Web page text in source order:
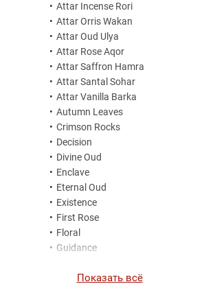
• Attar Incense Rori
• Attar Orris Wakan
• Attar Oud Ulya
• Attar Rose Aqor
• Attar Saffron Hamra
• Attar Santal Sohar
• Attar Vanilla Barka
• Autumn Leaves
• Crimson Rocks
• Decision
• Divine Oud
• Enclave
• Eternal Oud
• Existence
• First Rose
• Floral
• Guidance
HopeПоказать всё